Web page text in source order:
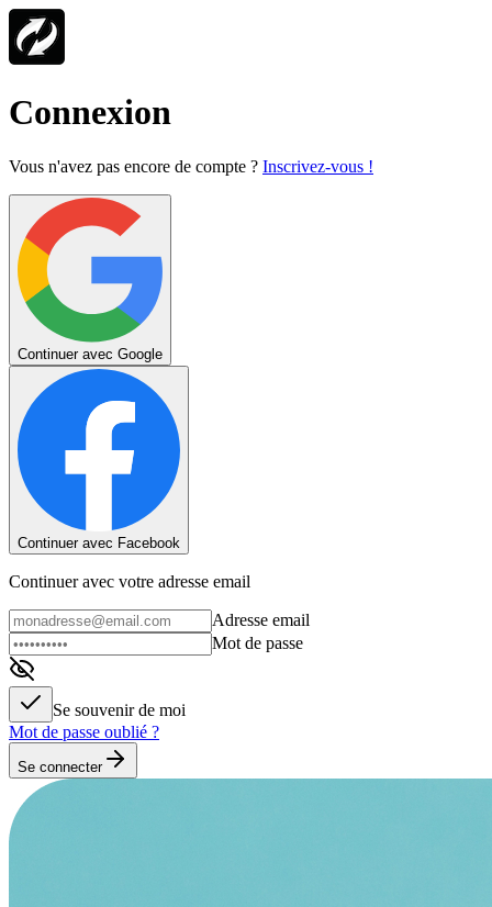
Connexion
Vous n'avez pas encore de compte ? Inscrivez-vous !
Continuer avec Google
Continuer avec Facebook
Continuer avec votre adresse email
Adresse email
Mot de passe
Se souvenir de moi
Mot de passe oublié ?
Se connecter